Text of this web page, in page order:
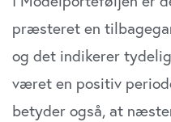
præsteret en
og det indikerer
været en positiv
betyder også, at